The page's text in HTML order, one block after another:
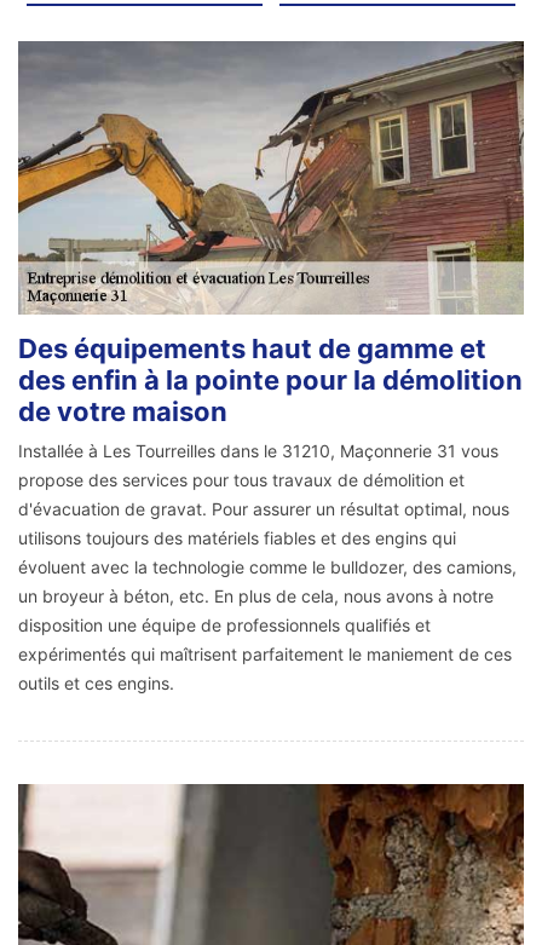
Des équipements haut de gamme et
des enfin à la pointe pour la démolition
de votre maison
Installée à Les Tourreilles dans le 31210, Maçonnerie 31 vous
propose des services pour tous travaux de démolition et
d'évacuation de gravat. Pour assurer un résultat optimal, nous
utilisons toujours des matériels fiables et des engins qui
évoluent avec la technologie comme le bulldozer, des camions,
un broyeur à béton, etc. En plus de cela, nous avons à notre
disposition une équipe de professionnels qualifiés et
expérimentés qui maîtrisent parfaitement le maniement de ces
outils et ces engins.